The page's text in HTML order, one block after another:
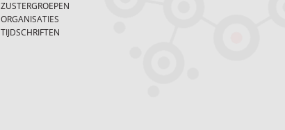
ZUSTERGROEPEN
ORGANISATIES
TIJDSCHRIFTEN